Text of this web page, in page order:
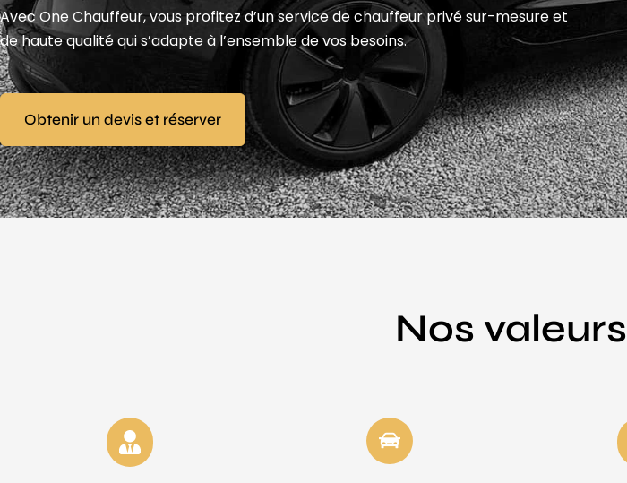
Avec One Chauffeur, vous profitez d’un service de chauffeur privé sur-mesure et
de haute qualité qui s’adapte à l’ensemble de vos besoins.
Obtenir un devis et réserver
Nos valeurs